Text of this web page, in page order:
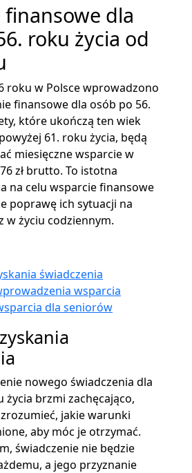
finansowe dla
roku życia od
roku w Polsce wprowadzono
finansowe dla osób po 56.
które ukończą ten wiek
61. roku życia, będą
miesięczne wsparcie w
zł brutto. To istotna
na celu wsparcie finansowe
poprawę ich sytuacji na
w życiu codziennym.
świadczenia
wsparcia
dla seniorów
nowego świadczenia dla
życia brzmi zachęcająco,
jakie warunki
aby móc je otrzymać.
świadczenie nie będzie
a jego przyznanie